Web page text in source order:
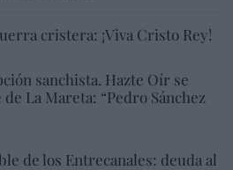
cristera: ¡Viva Cristo Rey!
sanchista. Hazte Oír se
La Mareta: “Pedro Sánchez
de los Entrecanales: deuda al